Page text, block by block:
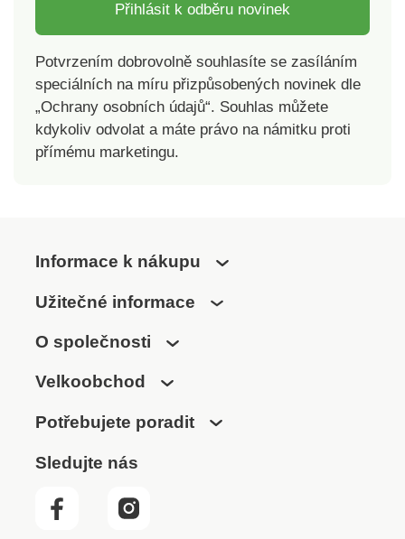
Přihlásit k odběru novinek
Potvrzením dobrovolně souhlasíte se zasíláním
speciálních na míru přizpůsobených novinek dle
„Ochrany osobních údajů“. Souhlas můžete
kdykoliv odvolat a máte právo na námitku proti
přímému marketingu.
Informace k nákupu
Užitečné informace
O společnosti
Velkoobchod
Potřebujete poradit
Sledujte nás